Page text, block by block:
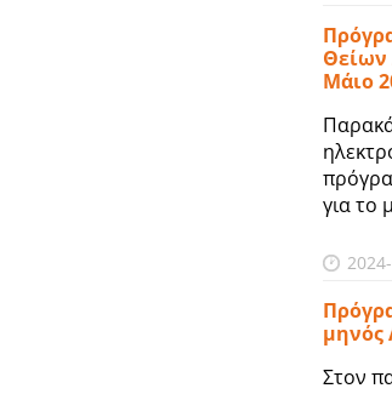
Θείων
Μάιο
για το
μηνός
Στον